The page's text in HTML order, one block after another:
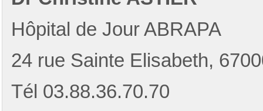
Hôpital de Jour ABRAPA
24 rue Sainte Elisabeth,
Tél 03.88.36.70.70